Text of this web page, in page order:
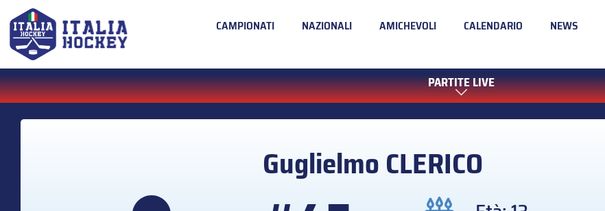
CAMPIONATI NAZIONALI AMICHEVOLI CALENDARIO NEWS
PARTITE LIVE
GuglielmoCLERICO